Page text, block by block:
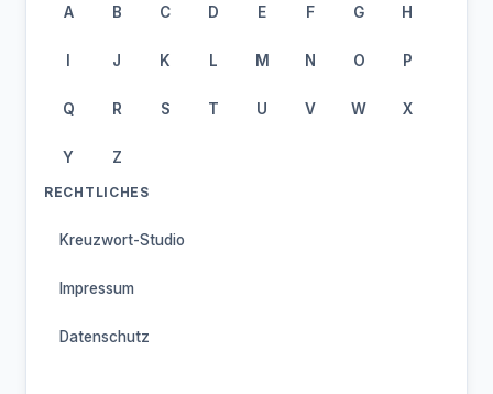
A B C D E F G H
I J K L M N O P
Q R S T U V W X
Y Z
RECHTLICHES
Kreuzwort-Studio
Impressum
Datenschutz